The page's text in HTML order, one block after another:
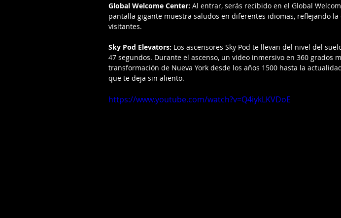
Global Welcome Center: Al entrar, serás recibido en el Global
pantalla gigante muestra saludos en diferentes idiomas, reflejando la
visitantes.
Sky Pod Elevators: Los ascensores Sky Pod te llevan del nivel del
47 segundos. Durante el ascenso, un video inmersivo en 360 grados
transformación de Nueva York desde los años 1500 hasta la
que te deja sin aliento.
https://www.youtube.com/watch?v=Q4iykLKVDoE